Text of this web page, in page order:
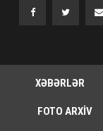
XƏBƏRLƏR
FOTO ARXIV